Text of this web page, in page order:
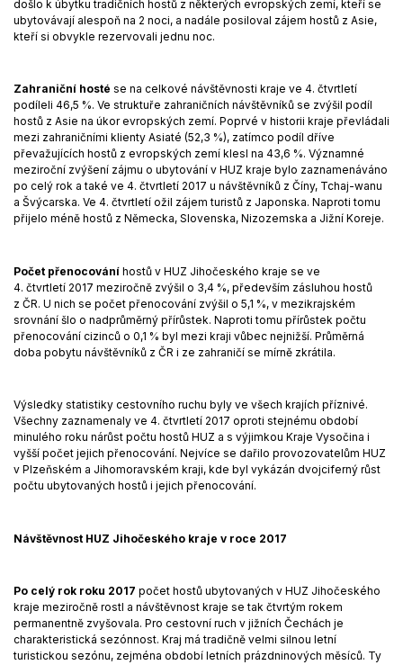
došlo k úbytku tradičních hostů z některých evropských zemí, kteří se
ubytovávají alespoň na 2 noci, a nadále posiloval zájem hostů z Asie,
kteří si obvykle rezervovali jednu noc.
Zahraniční hosté se na celkové návštěvnosti kraje ve 4. čtvrtletí
podíleli 46,5 %. Ve struktuře zahraničních návštěvníků se zvýšil podíl
hostů z Asie na úkor evropských zemí. Poprvé v historii kraje převládali
mezi zahraničními klienty Asiaté (52,3 %), zatímco podíl dříve
převažujících hostů z evropských zemí klesl na 43,6 %. Významné
meziroční zvýšení zájmu o ubytování v HUZ kraje bylo zaznamenáváno
po celý rok a také ve 4. čtvrtletí 2017 u návštěvníků z Číny, Tchaj-wanu
a Švýcarska. Ve 4. čtvrtletí ožil zájem turistů z Japonska. Naproti tomu
přijelo méně hostů z Německa, Slovenska, Nizozemska a Jižní Koreje.
Počet přenocování hostů v HUZ Jihočeského kraje se ve
4. čtvrtletí 2017 meziročně zvýšil o 3,4 %, především zásluhou hostů
z ČR. U nich se počet přenocování zvýšil o 5,1 %, v mezikrajském
srovnání šlo o nadprůměrný přírůstek. Naproti tomu přírůstek počtu
přenocování cizinců o 0,1 % byl mezi kraji vůbec nejnižší. Průměrná
doba pobytu návštěvníků z ČR i ze zahraničí se mírně zkrátila.
Výsledky statistiky cestovního ruchu byly ve všech krajích příznivé.
Všechny zaznamenaly ve 4. čtvrtletí 2017 oproti stejnému období
minulého roku nárůst počtu hostů HUZ a s výjimkou Kraje Vysočina i
vyšší počet jejich přenocování. Nejvíce se dařilo provozovatelům HUZ
v Plzeňském a Jihomoravském kraji, kde byl vykázán dvojciferný růst
počtu ubytovaných hostů i jejich přenocování.
Návštěvnost HUZ Jihočeského kraje v roce 2017
Po celý rok roku 2017 počet hostů ubytovaných v HUZ Jihočeského
kraje meziročně rostl a návštěvnost kraje se tak čtvrtým rokem
permanentně zvyšovala. Pro cestovní ruch v jižních Čechách je
charakteristická sezónnost. Kraj má tradičně velmi silnou letní
turistickou sezónu, zejména období letních prázdninových měsíců. Ty